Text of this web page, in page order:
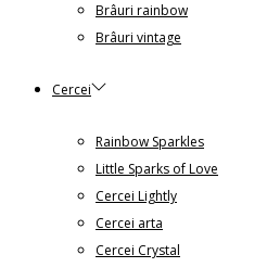
Brâuri rainbow
Brâuri vintage
Cercei
Rainbow Sparkles
Little Sparks of Love
Cercei Lightly
Cercei arta
Cercei Crystal